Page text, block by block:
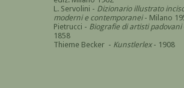
L. Servolini - Dizionario illustrato
moderni e contemporanei- Milano
Pietrucci - Biografie di artisti padovani
1858
Thieme Becker - Kunstlerlex- 1908